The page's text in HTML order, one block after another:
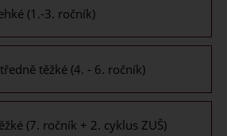
(1.-3. ročník)
těžké (4. - 6. ročník)
(7. ročník + 2. cyklus ZUŠ)